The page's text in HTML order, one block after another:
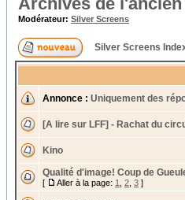
Modérateur: Silver Screens
Silver Screens
Annonce : Uniquement des
[A lire sur LFF] - Rachat du
Kino
Qualité d'image! Coup de
[ Aller à la page: 1 2 3 ]